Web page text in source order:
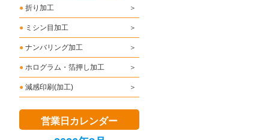
● 折り加工
● ミシン目加工
● ナンバリング加工
● ホログラム・箔押し加工
● 減感印刷(加工)
営業日カレンダー